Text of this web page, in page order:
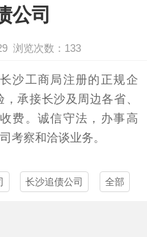
公司
浏览次数： 133
沙工商局注册的正规企
承接长沙及周边各省、
费。诚信守法，办事高
考察和洽谈业务。
长沙追债公司 全部